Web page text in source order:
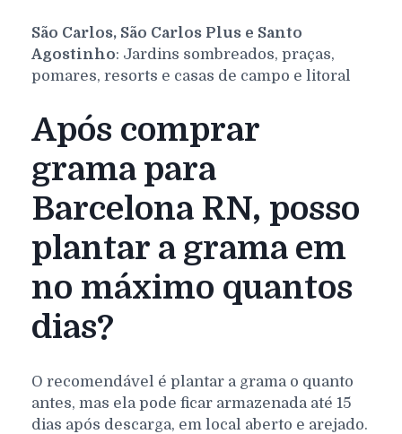
São Carlos, São Carlos Plus e Santo
Agostinho: Jardins sombreados, praças,
pomares, resorts e casas de campo e litoral
Após comprar
grama para
Barcelona RN, posso
plantar a grama em
no máximo quantos
dias?
O recomendável é plantar a grama o quanto
antes, mas ela pode ficar armazenada até 15
dias após descarga, em local aberto e arejado.